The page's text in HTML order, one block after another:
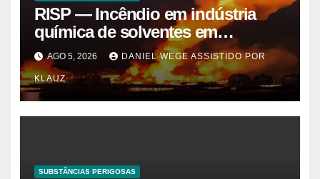
RISP — Incêndio em indústria
química de solventes em
Itaquaquecetuba/SP
(UNIQUIMA/Quema)
AGO 5, 2026 DANIEL WEGE ASSISTIDO POR
KLAUZ
SUBSTÂNCIAS PERIGOSAS